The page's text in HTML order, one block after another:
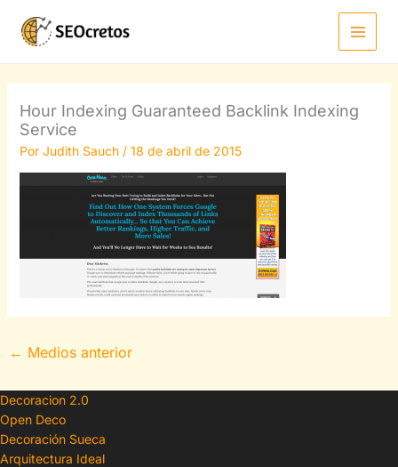
contenido
Hour Indexing Guaranteed Backlink Indexing
Service
Por Judith Sauch / 18 de abril de 2015
← Medios anterior
Decoracion 2.0
Open Deco
Decoración Sueca
Arquitectura Ideal